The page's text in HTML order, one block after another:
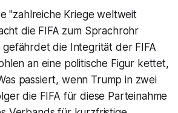
"zahlreiche Kriege weltweit
die FIFA zum Sprachrohr
die Integrität der FIFA
an eine politische Figur kettet,
passiert, wenn Trump in zwei
die FIFA für diese Parteinahme